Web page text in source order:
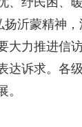
扬沂蒙精神
大力推进信
达诉求。各